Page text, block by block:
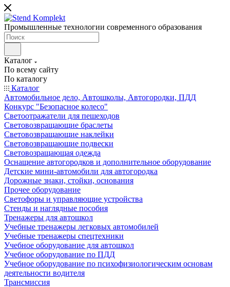
Промышленные технологии современного образования
Каталог
По всему сайту
По каталогу
Каталог
Автомобильное дело, Автошколы, Автогородки, ПДД
Конкурс "Безопасное колесо"
Светоотражатели для пешеходов
Световозвращающие браслеты
Световозвращающие наклейки
Световозвращающие подвески
Световозращающая одежда
Оснащение автогородков и дополнительное оборудование
Детские мини-автомобили для автогородка
Дорожные знаки, стойки, основания
Прочее оборудование
Светофоры и управляющие устройства
Стенды и наглядные пособия
Тренажеры для автошкол
Учебные тренажеры легковых автомобилей
Учебные тренажеры спецтехники
Учебное оборудование для автошкол
Учебное оборудование по ПДД
Учебное оборудование по психофизиологическим основам
деятельности водителя
Трансмиссия